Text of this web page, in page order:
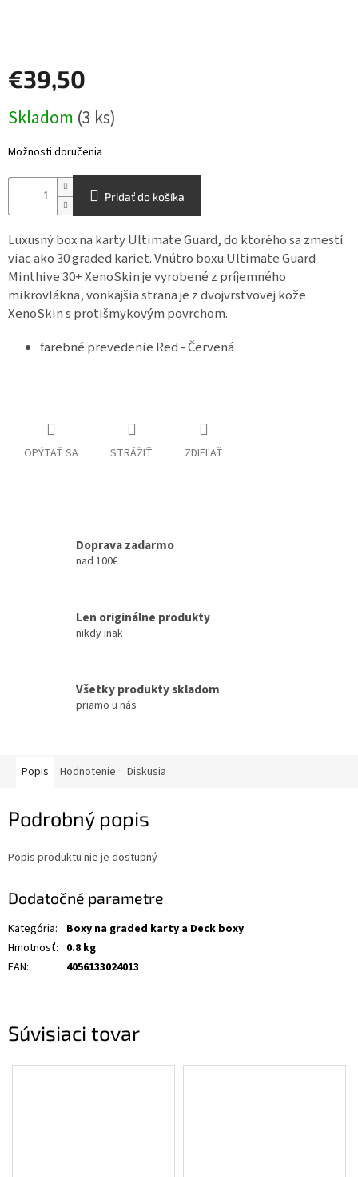
EUR
/
Prihlásenie
€39,50
cena:
Skladom (3 ks)
Možnosti doručenia
Pridať do košíka
Luxusný box na karty Ultimate Guard, do ktorého sa zmestí
viac ako 30 graded kariet. Vnútro boxu Ultimate Guard
Minthive 30+ XenoSkin je vyrobené z príjemného
mikrovlákna, vonkajšia strana je z dvojvrstvovej kože
XenoSkin s protišmykovým povrchom.
farebné prevedenie Red - Červená
OPÝTAŤ SA STRÁŽIŤ ZDIEĽAŤ
Doprava zadarmo
nad 100€
Len originálne produkty
nikdy inak
Všetky produkty skladom
priamo u nás
Súvisiaci tovar
Popis Hodnotenie Diskusia
Podrobný popis
Popis produktu nie je dostupný
Dodatočné parametre
Kategória:
Boxy na graded karty a Deck boxy
Hmotnosť: 0.8 kg
EAN: 4056133024013